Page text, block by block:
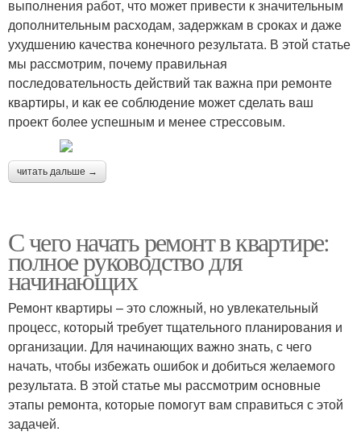
выполнения работ, что может привести к значительным
дополнительным расходам, задержкам в сроках и даже
ухудшению качества конечного результата. В этой статье
мы рассмотрим, почему правильная
последовательность действий так важна при ремонте
квартиры, и как ее соблюдение может сделать ваш
проект более успешным и менее стрессовым.
читать дальше →
С чего начать ремонт в квартире:
полное руководство для
начинающих
Ремонт квартиры – это сложный, но увлекательный
процесс, который требует тщательного планирования и
организации. Для начинающих важно знать, с чего
начать, чтобы избежать ошибок и добиться желаемого
результата. В этой статье мы рассмотрим основные
этапы ремонта, которые помогут вам справиться с этой
задачей.